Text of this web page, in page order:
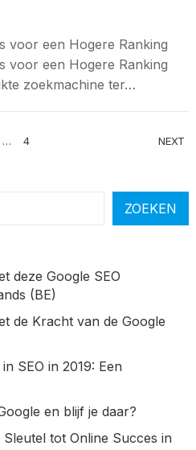
voor een Hogere Ranking
voor een Hogere Ranking
zoekmachine ter…
… 4 NEXT
ZOEKEN
deze Google SEO
(BE)
de Kracht van de Google
SEO in 2019: Een
en blijf je daar?
Sleutel tot Online Succes in